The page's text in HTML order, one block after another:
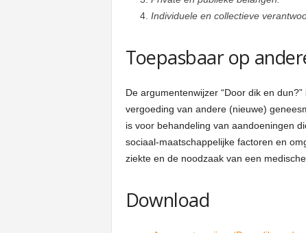
Individuele en collectieve
Toepasbaar op
De argumentenwijzer “Door dik en
vergoeding van andere (nieuwe)
is voor behandeling van aandoeningen
sociaal-maatschappelijke factoren en
ziekte en de noodzaak van een
Download